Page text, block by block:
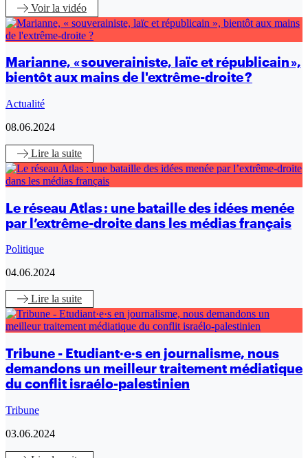
Voirla vidéo
Marianne, « souverainiste, laïc et républicain »,
bientôt aux mains de l'extrême-droite ?
Actualité
08.06.2024
Lire la suite
Le réseau Atlas : une bataille des idées menée
par l’extrême-droite dans les médias français
Politique
04.06.2024
Lire la suite
Tribune - Etudiant·e·s en journalisme, nous
demandons un meilleur traitement médiatique
du conflit israélo-palestinien
Tribune
03.06.2024